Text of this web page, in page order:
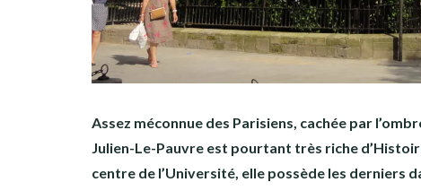
Assez méconnue des Parisiens, cachée par
Julien-Le-Pauvre est pourtant très riche
centre de l’Université, elle possède les derniers